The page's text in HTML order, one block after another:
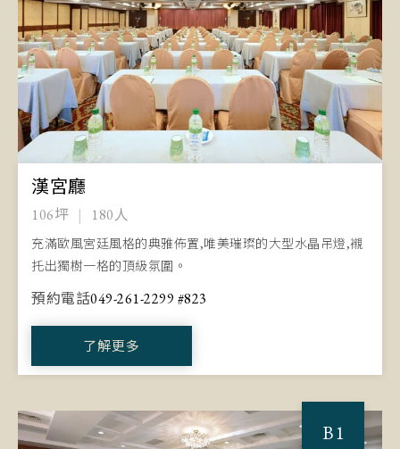
漢宮廳
106坪 180人
充滿歐風宮廷風格的典雅佈置,唯美璀璨的大型水晶吊燈,襯
托出獨樹一格的頂級氛圍。
預約電話049-261-2299 #823
了解更多
B1